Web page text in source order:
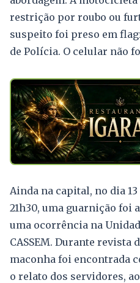
restrição por roubo ou
suspeito foi preso em
de Polícia. O celular não
Ainda na capital, no dia
21h30, uma guarnição foi
uma ocorrência na
CASSEM. Durante revista
maconha foi encontrada
o relato dos servidores,